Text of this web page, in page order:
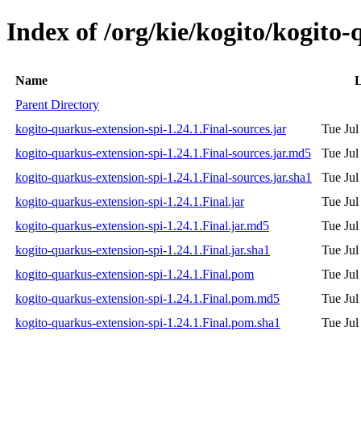
Index of /org/kie/kogito/kogito-
Name
Parent Directory
kogito-quarkus-extension-spi-1.24.1.Final-sources.jar
Tue
kogito-quarkus-extension-spi-1.24.1.Final-sources.jar.md5
Tue
kogito-quarkus-extension-spi-1.24.1.Final-sources.jar.sha1
Tue
kogito-quarkus-extension-spi-1.24.1.Final.jar
Tue
kogito-quarkus-extension-spi-1.24.1.Final.jar.md5
Tue
kogito-quarkus-extension-spi-1.24.1.Final.jar.sha1
Tue
kogito-quarkus-extension-spi-1.24.1.Final.pom
Tue
kogito-quarkus-extension-spi-1.24.1.Final.pom.md5
Tue
kogito-quarkus-extension-spi-1.24.1.Final.pom.sha1
Tue